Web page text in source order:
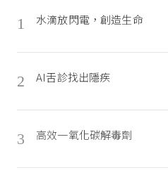
1 水滴放閃電，創造生命
2 AI舌診找出隱疾
3 高效一氧化碳解毒劑